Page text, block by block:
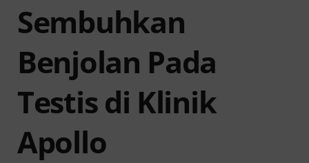
Sembuhkan
Benjolan Pada
Testis di Klinik
Apollo